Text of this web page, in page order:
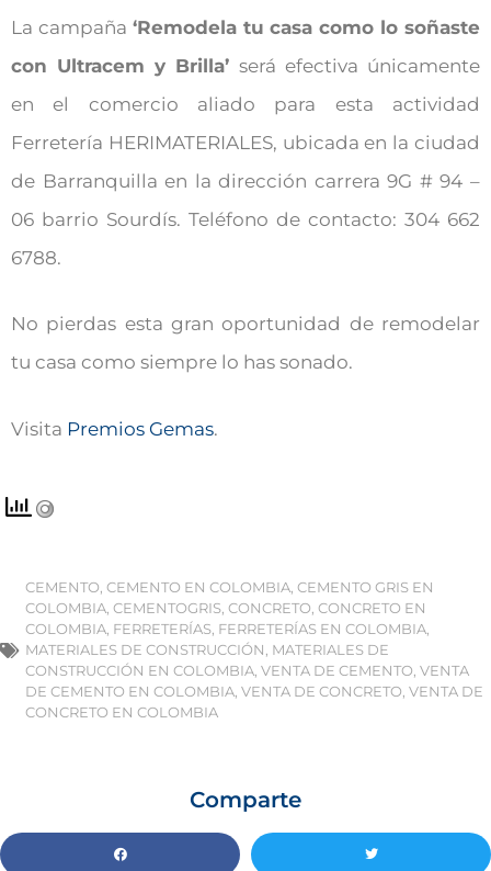
La campaña ‘Remodela tu casa como lo soñaste
con Ultracem y Brilla’ será efectiva únicamente
en el comercio aliado para esta actividad
Ferretería HERIMATERIALES, ubicada en la ciudad
de Barranquilla en la dirección carrera 9G # 94 –
06 barrio Sourdís. Teléfono de contacto: 304 662
6788.
No pierdas esta gran oportunidad de remodelar
tu casa como siempre lo has sonado.
Visita Premios Gemas.
CEMENTO, CEMENTO EN COLOMBIA, CEMENTO GRIS EN
COLOMBIA, CEMENTOGRIS, CONCRETO, CONCRETO EN
COLOMBIA, FERRETERÍAS, FERRETERÍAS EN COLOMBIA,
MATERIALES DE CONSTRUCCIÓN, MATERIALES DE
CONSTRUCCIÓN EN COLOMBIA, VENTA DE CEMENTO, VENTA
DE CEMENTO EN COLOMBIA, VENTA DE CONCRETO, VENTA DE
CONCRETO EN COLOMBIA
Comparte